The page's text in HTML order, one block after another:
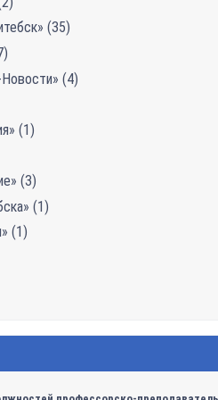
(35)
(4)
(1)
(3)
(1)
(1)